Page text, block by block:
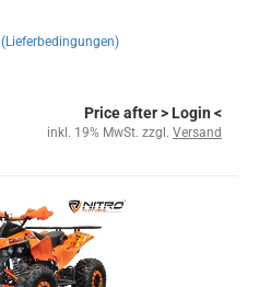
(Lieferbedingungen)
Price after> Login <
inkl. 19% MwSt. zzgl. Versand